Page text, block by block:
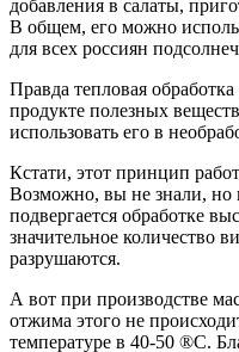
добавления в салаты,
В общем, его можно
для всех россиян
Правда тепловая
продукте полезных
использовать его в
Кстати, этот принцип
Возможно, вы не знали, но
подвергается обработке
значительное количество
разрушаются.
А вот при производстве
отжима этого не
температуре в 40-50 ®С.